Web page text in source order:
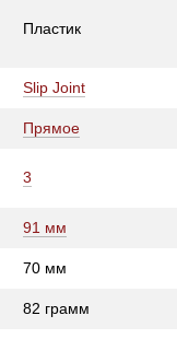
Пластик
Slip Joint
Прямое
3
91 мм
70 мм
82 грамм